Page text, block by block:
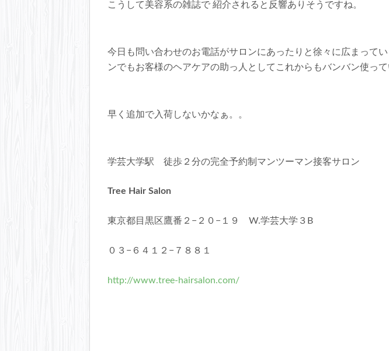
こうして美容系の雑誌で 紹介されると反響ありそうですね。
今日も問い合わせのお電話がサロンにあったりと徐々に広まって
ンでもお客様のヘアケアの助っ人としてこれからもバンバン使って
早く追加で入荷しないかなぁ。。
学芸大学駅 徒歩２分の完全予約制マンツーマン接客サロン
Tree Hair Salon
東京都目黒区鷹番２−２０−１９ W.学芸大学３B
０３−６４１２−７８８１
http://www.tree-hairsalon.com/